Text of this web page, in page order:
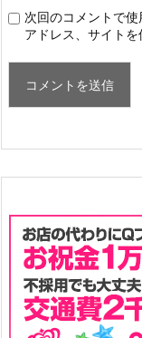
次回のコメントで
アドレス、サイトを